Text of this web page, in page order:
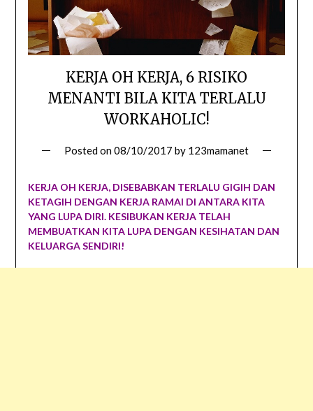
KERJA OH KERJA, 6 RISIKO
MENANTI BILA KITA TERLALU
WORKAHOLIC!
Posted on08/10/2017 by 123mamanet
KERJA OH KERJA, DISEBABKAN TERLALU GIGIH DAN
KETAGIH DENGAN KERJA RAMAI DI ANTARA KITA
YANG LUPA DIRI. KESIBUKAN KERJA TELAH
MEMBUATKAN KITA LUPA DENGAN KESIHATAN DAN
KELUARGA SENDIRI!